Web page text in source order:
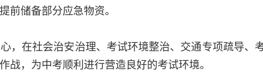
前储备部分应急物资。
在社会治安治理、考试环境整治、交通专项疏导、
，为中考顺利进行营造良好的考试环境。